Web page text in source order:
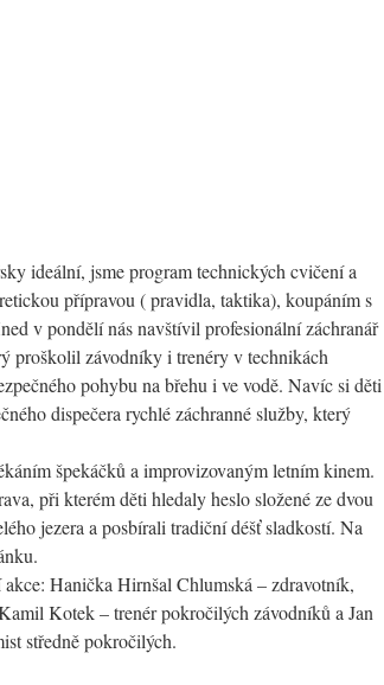
ideální, jsme program technických cvičení a
přípravou ( pravidla, taktika), koupáním s
v pondělí nás navštívil profesionální záchranář
proškolil závodníky i trenéry v technikách
pohybu na břehu i ve vodě. Navíc si děti
dispečera rychlé záchranné služby, který
špekáčků a improvizovaným letním kinem.
při kterém děti hledaly heslo složené ze dvou
jezera a posbírali tradiční déšť sladkostí. Na
Hanička Hirnšal Chlumská – zdravotník,
Kotek – trenér pokročilých závodníků a Jan
středně pokročilých.